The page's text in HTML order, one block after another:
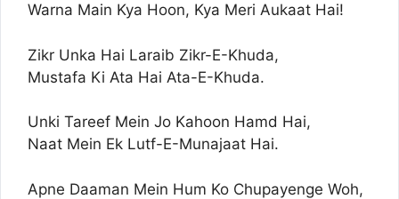
Warna Main Kya Hoon, Kya Meri Aukaat Hai!
Zikr Unka Hai Laraib Zikr-E-Khuda,
Mustafa Ki Ata Hai Ata-E-Khuda.
Unki Tareef Mein Jo Kahoon Hamd Hai,
Naat Mein Ek Lutf-E-Munajaat Hai.
Apne Daaman Mein Hum Ko Chupayenge Woh,